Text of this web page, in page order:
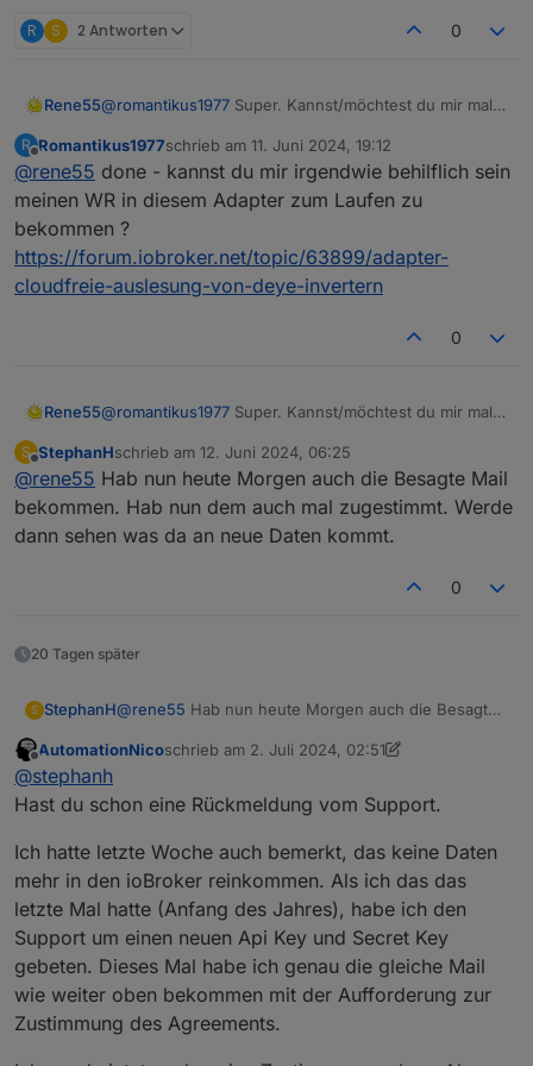
R S 2 Antworten 0
Rene55@romantikus1977 Super. Kannst/möchtest du mir mal
muss ich die mal anschreiben um da was zu
stabilisieren.
Oder wollen die wirklich mit jedem Nutzer so eine
Vereinbarung treffen?
Ich habe noch keine Mail dieser Art erhalten.
R
Offline
Romantikus1977schrieb am 11. Juni 2024, 19:12
zuletzt editiert von
@rene55 done - kannst du mir irgendwie behilflich sein
meinen WR in diesem Adapter zum Laufen zu
bekommen ?
https://forum.iobroker.net/topic/63899/adapter-
cloudfreie-auslesung-von-deye-invertern
0
Rene55@romantikus1977 Super. Kannst/möchtest du mir mal
muss ich die mal anschreiben um da was zu
stabilisieren.
Oder wollen die wirklich mit jedem Nutzer so eine
Vereinbarung treffen?
Ich habe noch keine Mail dieser Art erhalten.
S
Offline
StephanHschrieb am 12. Juni 2024, 06:25
zuletzt editiert von
@rene55 Hab nun heute Morgen auch die Besagte Mail
bekommen. Hab nun dem auch mal zugestimmt. Werde
dann sehen was da an neue Daten kommt.
0
20 Tagen später
S StephanH@rene55 Hab nun heute Morgen auch die Besagte
Werde dann sehen was da an neue Daten kommt.
Offline
AutomationNicoschrieb am 2. Juli 2024, 02:51
zuletzt editiert von AutomationNico
@stephanh
Hast du schon eine Rückmeldung vom Support.
Ich hatte letzte Woche auch bemerkt, das keine Daten
mehr in den ioBroker reinkommen. Als ich das das
letzte Mal hatte (Anfang des Jahres), habe ich den
Support um einen neuen Api Key und Secret Key
gebeten. Dieses Mal habe ich genau die gleiche Mail
wie weiter oben bekommen mit der Aufforderung zur
Zustimmung des Agreements.